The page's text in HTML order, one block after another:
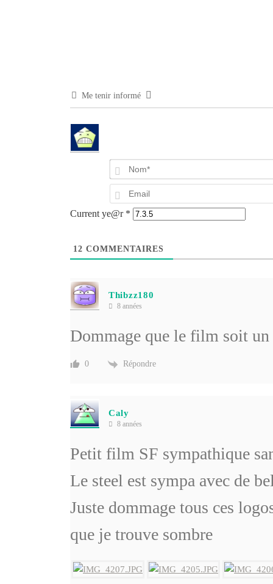
Me tenir informé
Current ye@r *
12 COMMENTAIRES
Thibzz180
8 années
Dommage que le film soit
0 Répondre
Caly
8 années
Petit film SF sympathique
Le steel est sympa avec de
Juste dommage tous ces
que je trouve sombre